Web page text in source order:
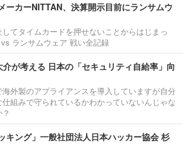
ーカーNITTAN、決算開示目前にランサムウ
てタイムカードを押せないことからはじまっ
ランサムウェア 戦い全記録
介が考える 日本の「セキュリティ自給率」向
外製のアプライアンスを導入していますが自分
組みで守られているかわかっていないんじゃな
キング」一般社団法人日本ハッカー協会 杉